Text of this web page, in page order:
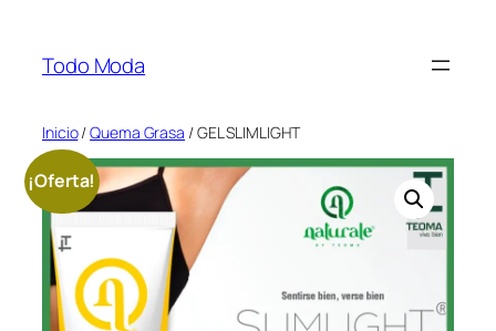
contenido
Todo Moda
Inicio/Quema Grasa / GEL SLIMLIGHT
¡Oferta!